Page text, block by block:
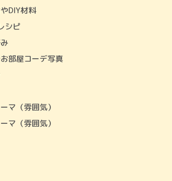
DIY材料
シピ
部屋コーデ写真
マ（雰囲気）
マ（雰囲気）